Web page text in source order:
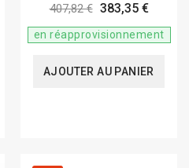
407,82 € 383,35 €
en réapprovisionnement
AJOUTER AU PANIER